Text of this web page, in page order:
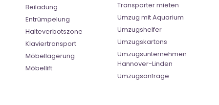
Beiladung
Entrümpelung
Halteverbotszone
Klaviertransport
Möbellagerung
Möbellift
Transporter mieten
Umzug mit Aquarium
Umzugshelfer
Umzugskartons
Umzugsunternehmen
Hannover-Linden
Umzugsanfrage